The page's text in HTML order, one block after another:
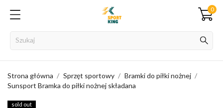
0
Strona główna Sprzęt sportowy
Bramki do piłki nożnej
Sunsport Bramka do piłki nożnej składana
sold out